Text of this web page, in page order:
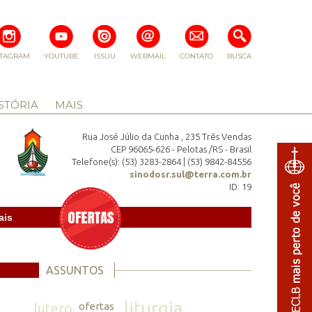
BUSCA
CONTATO
WEBMAIL
ISSUU
YOUTUBE
MAIS
Rua José Júlio da Cunha , 235 Três Vendas
CEP 96065-626 - Pelotas /RS - Brasil
Telefone(s): (53) 3283-2864 | (53) 9842-84556
sinodosr.sul@terra.com.br
ID: 19
ASSUNTOS
lutero ofertas